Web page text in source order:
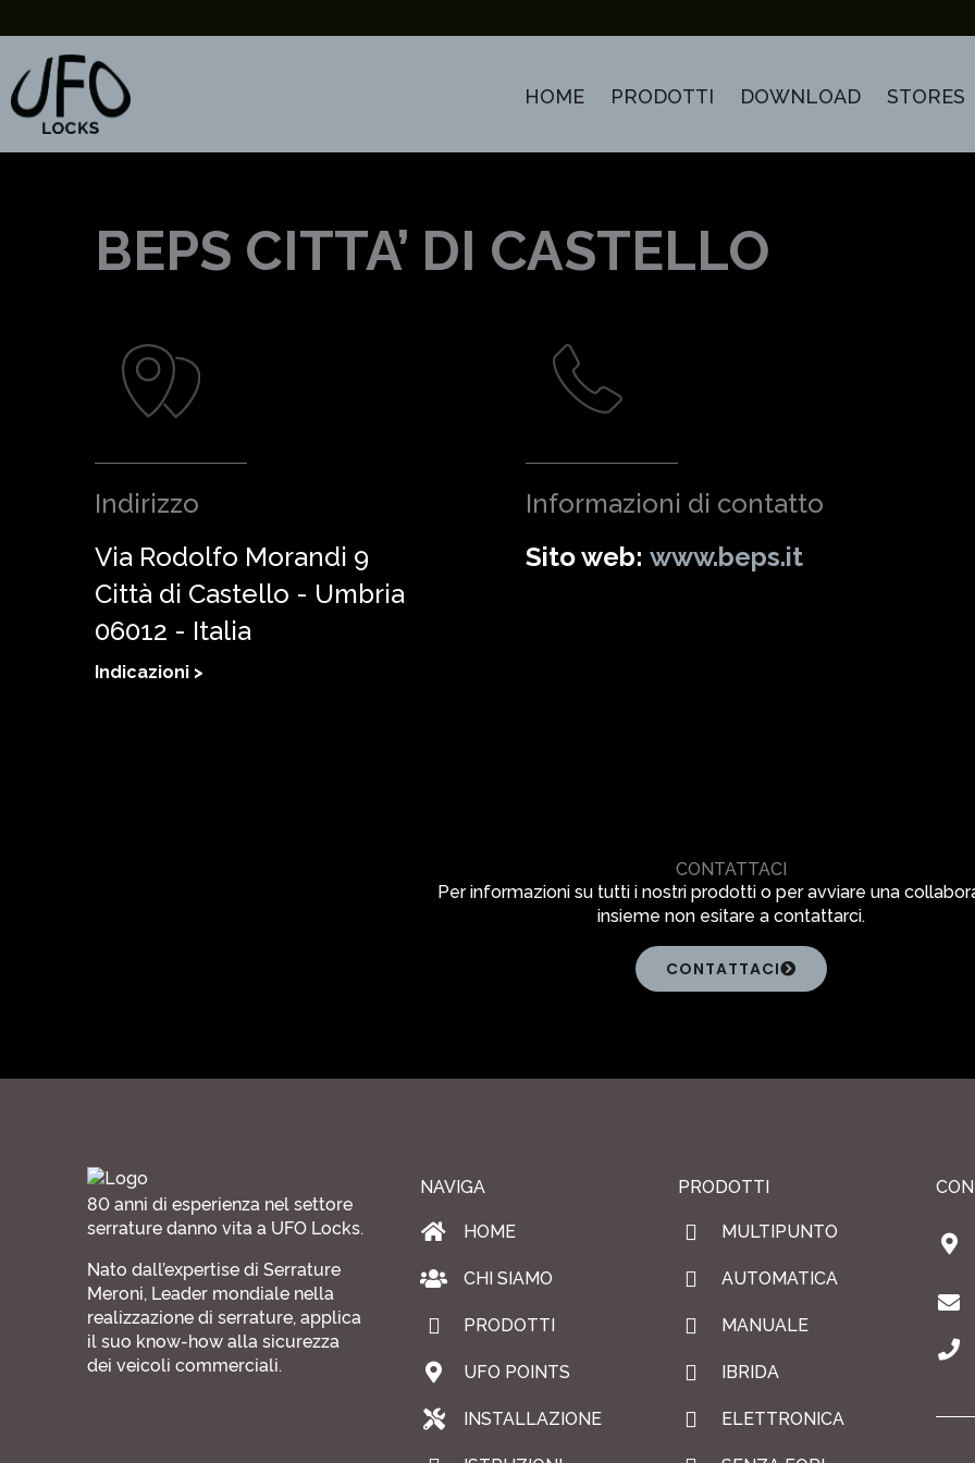
al
contenuto
HOME PRODOTTI DOWNLOAD STORES
BEPS CITTA’ DI CASTELLO
Indirizzo
Via Rodolfo Morandi 9
Città di Castello - Umbria
06012 - Italia
Indicazioni >
Informazioni di contatto
Sito web: www.beps.it
CONTATTACI
Per informazioni su tutti i nostri prodotti o per avviare una
insieme non esitare a contattarci.
CONTATTACI
80 anni di esperienza nel settore
serrature danno vita a UFO Locks.
Nato dall’expertise di Serrature
Meroni, Leader mondiale nella
realizzazione di serrature, applica
il suo know-how alla sicurezza
dei veicoli commerciali.
NAVIGA
HOME
CHI SIAMO
PRODOTTI
UFO POINTS
INSTALLAZIONE
PRODOTTI
MULTIPUNTO
AUTOMATICA
MANUALE
IBRIDA
ELETTRONICA